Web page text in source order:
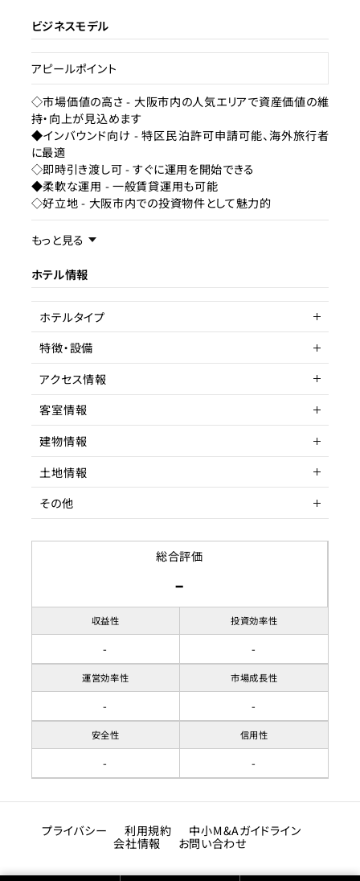
権利
売却理由
ライセンス種類
現状
ビジネスモデル
アピールポイント
◇市場価値の高さ - 大阪市内の人気エリアで資産価値の維
持・向上が見込めます
◆インバウンド向け - 特区民泊許可申請可能、海外旅行者
に最適
◇即時引き渡し可 - すぐに運用を開始できる
◆柔軟な運用 - 一般賃貸運用も可能
◇好立地 - 大阪市内での投資物件として魅力的
事業内容／事業特徴
ターゲット層
客単価／客室単価
稼働率
もっと見る
ホテル情報
ホテルタイプ
サービスアパートメントホテル
特徴・設備
駅近
アクセス情報
所在地
大阪市生野区
アクセス
今里駅 徒歩
駅までの距離
5分以内
客室情報
客室数
11～20室
延床面積
718.27㎡
間取り
1K
建物情報
建物構造
鉄骨造
階数
10階
2024年
土地情報
土地権利
所有権
147.2㎡
用途地域
準防火地域
駐車場
無し
建ぺい率
南側 公道 10m
その他
賃料
総合評価
-
収益性
-
投資効率性
-
運営効率性
-
市場成長性
-
安全性
-
信用性
-
プライバシー 利用規約
中小M&Aガイドライン
会社情報
お問い合わせ